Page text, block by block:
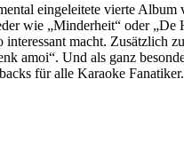
eingeleitete vierte Album
wie „Minderheit“ oder „De
macht. Zusätzlich
amoi“. Und als ganz
für alle Karaoke Fanatiker.